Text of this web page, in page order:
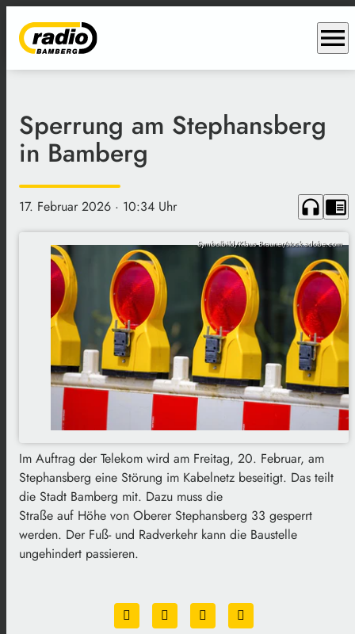
menu
Sperrung am Stephansberg
in Bamberg
17. Februar 2026 · 10:34 Uhr headphones chrome_reader_mode
Symbolbild/Klaus Brauner/stock.adobe.com
Im Auftrag der Telekom wird am Freitag, 20. Februar, am
Stephansberg eine Störung im Kabelnetz beseitigt. Das teilt
die Stadt Bamberg mit. Dazu muss die
Straße auf Höhe von Oberer Stephansberg 33 gesperrt
werden. Der Fuß- und Radverkehr kann die Baustelle
ungehindert passieren.